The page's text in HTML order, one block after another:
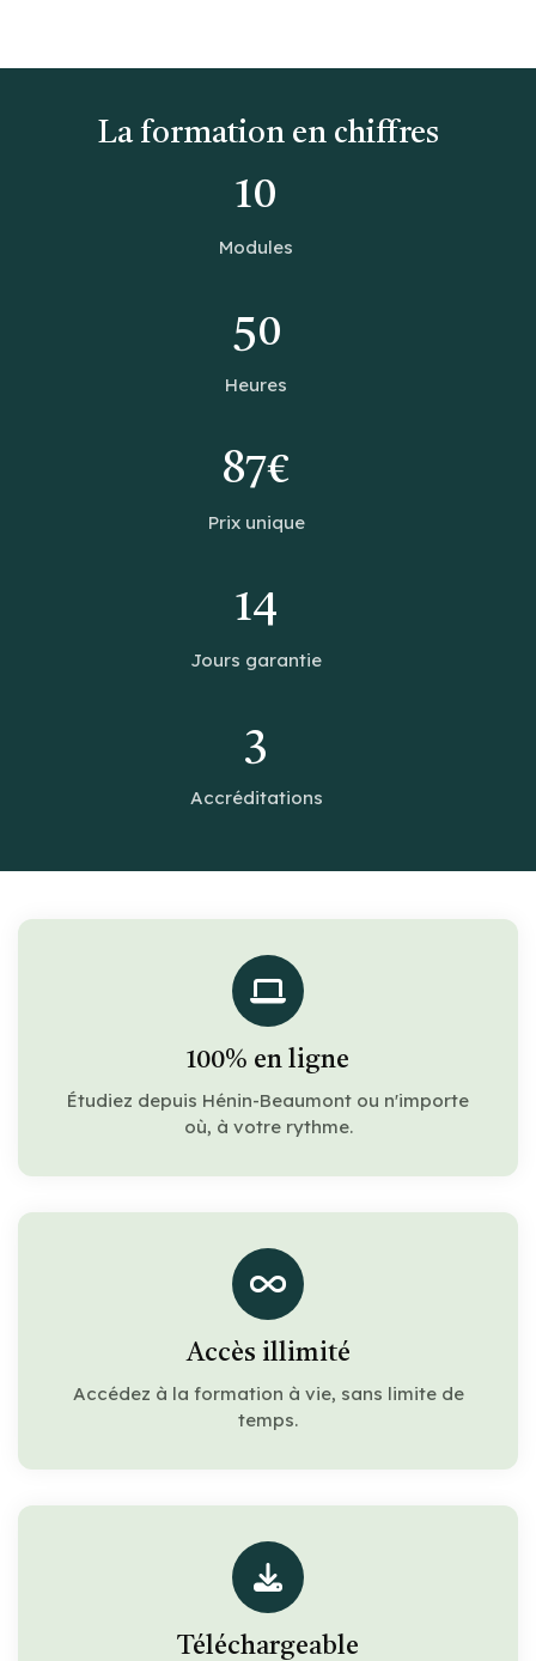
La formation en chiffres
10
Modules
50
Heures
87€
Prix unique
14
Jours garantie
3
Accréditations
100% en ligne
Étudiez depuis Hénin-Beaumont ou n'importe
où, à votre rythme.
Accès illimité
Accédez à la formation à vie, sans limite de
temps.
Téléchargeable